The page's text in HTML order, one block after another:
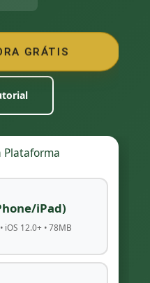
GRÁTIS
Plataforma
iPad)
iOS 12.0+ • 78MB